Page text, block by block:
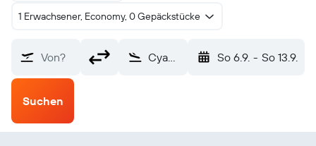
1 Erwachsener, Economy, 0 Gepäckstücke
Von? Cyangugu Kamembe (KME) So 6.9. - So 13.9.
Suchen